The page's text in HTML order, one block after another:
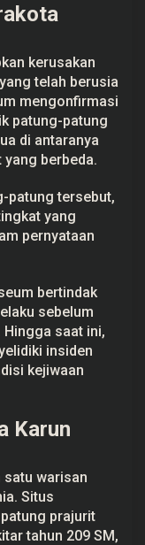
kerusakan
telah berusia
mengonfirmasi
patung-patung
di antaranya
berbeda.
patung tersebut,
yang
pernyataan
bertindak
sebelum
saat ini,
insiden
kejiwaan
Karun
satu warisan
Situs
prajurit
tahun 209 SM,